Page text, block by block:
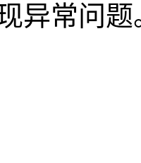
异常问题